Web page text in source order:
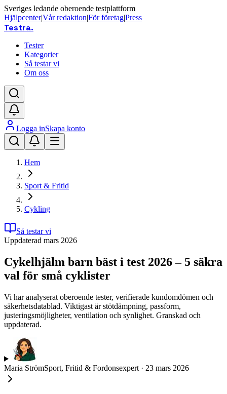
Sveriges ledande oberoende testplattform
Hjälpcenter|Vår redaktion|För företag|Press
Testra.
Tester
Kategorier
Så testar vi
Om oss
Logga inSkapa konto
Hem
Sport & Fritid
Cykling
Så testar vi
Uppdaterad mars 2026
Cykelhjälm barn bäst i test 2026 – 5 säkra
val för små cyklister
Vi har analyserat oberoende tester, verifierade kundomdömen och
säkerhetsdatablad. Viktigast är stötdämpning, passform,
justeringsmöjligheter, ventilation och synlighet. Granskad och
uppdaterad.
Maria StrömSport, Fritid & Fordonsexpert · 23 mars 2026